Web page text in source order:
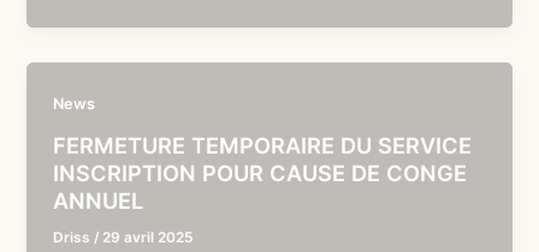
News
FERMETURE TEMPORAIRE DU SERVICE
INSCRIPTION POUR CAUSE DE CONGE
ANNUEL
Driss / 29 avril 2025